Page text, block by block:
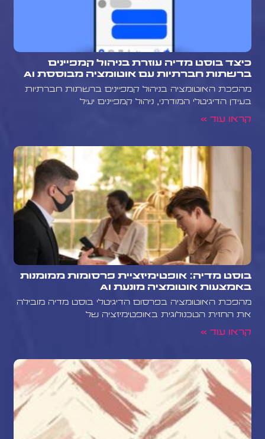
כיצד בוסט מדיה עוזרת בניהול קמפיינים
ברשתות חברתיות עם אוטומציה מבוססת AI
מהפכת האוטומציה בניהול קמפיינים ברשתות חברתיות
בעידן הדיגיטלי המודרני, ניהול קמפיינים יעיל
קראו עוד »
בוסט מדיה: אופטימיזציית פרסומות ממומנות
באמצעות אוטומציה מונעת AI
מהפכת האוטומציה בפרסום הדיגיטלי בוסט מדיה מובילה
את החזית הטכנולוגית באופטימיזציה של
קראו עוד »